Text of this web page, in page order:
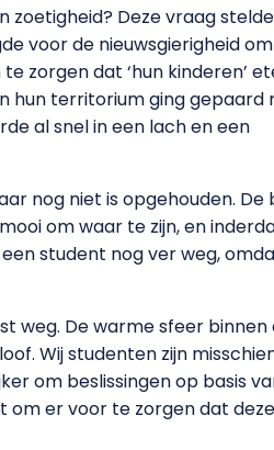
zoetigheid? Deze vraag
voor de nieuwsgierigheid
zorgen dat ‘hun kinderen’
hun territorium ging gepaard
al snel in een lach en een
nog niet is opgehouden. De
om waar te zijn, en
student nog ver weg,
weg. De warme sfeer binnen
Wij studenten zijn
om beslissingen op basis
om er voor te zorgen dat